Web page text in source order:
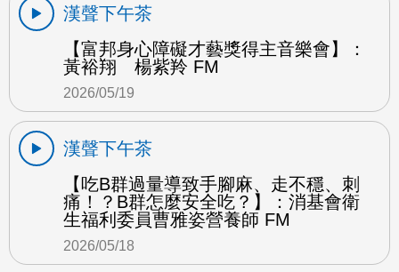
漢聲下午茶
【富邦身心障礙才藝獎得主音樂會】：
黃裕翔 楊紫羚 FM
2026/05/19
漢聲下午茶
【吃B群過量導致手腳麻、走不穩、刺
痛！？B群怎麼安全吃？】：消基會衛
生福利委員曹雅姿營養師 FM
2026/05/18